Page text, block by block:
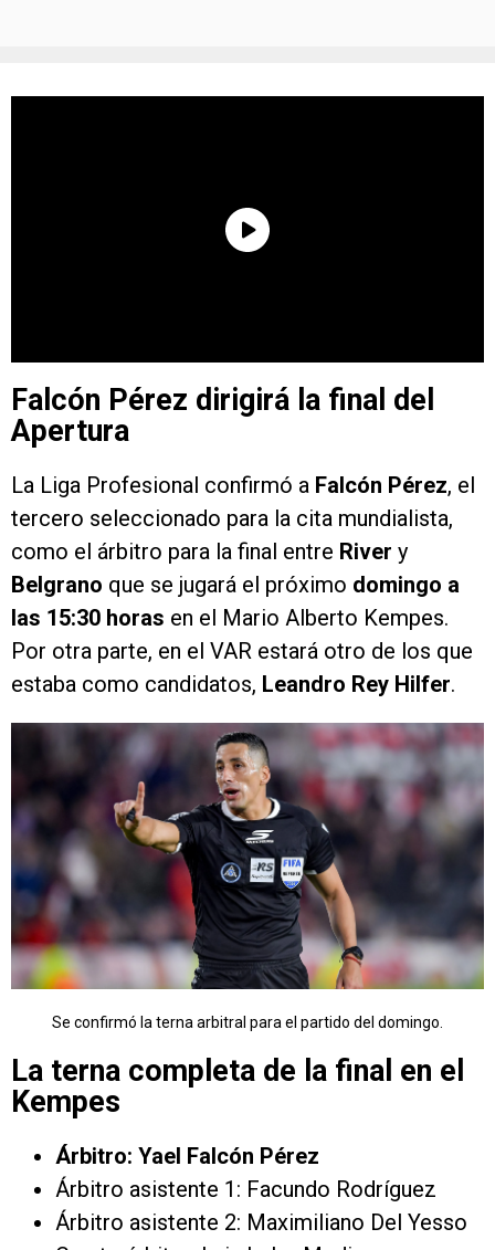
Falcón Pérez dirigirá la final del
Apertura
La Liga Profesional confirmó a Falcón Pérez, el
tercero seleccionado para la cita mundialista,
como el árbitro para la final entre River y
Belgrano que se jugará el próximo domingo a
las 15:30 horas en el Mario Alberto Kempes.
Por otra parte, en el VAR estará otro de los que
estaba como candidatos, Leandro Rey Hilfer.
Se confirmó la terna arbitral para el partido del domingo.
La terna completa de la final en el
Kempes
Árbitro: Yael Falcón Pérez
Árbitro asistente 1: Facundo Rodríguez
Árbitro asistente 2: Maximiliano Del Yesso